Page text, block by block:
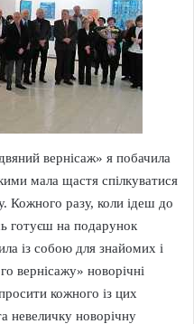
вернісаж» я побачила
мала щастя спілкуватися
Кожного разу, коли ідеш до
готуєш на подарунок
із собою для знайомих і
вернісажу» новорічні
кожного із цих
невеличку новорічну